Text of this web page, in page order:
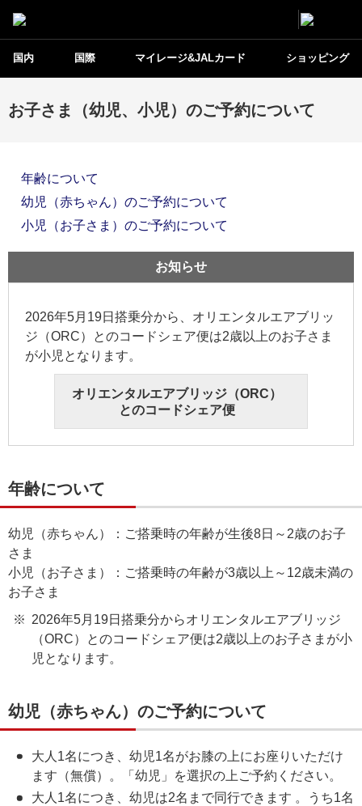
国内 国際 マイレージ&JALカード ショッピング
お子さま（幼児、小児）のご予約について
年齢について
幼児（赤ちゃん）のご予約について
小児（お子さま）のご予約について
お知らせ
2026年5月19日搭乗分から、オリエンタルエアブリッ
ジ（ORC）とのコードシェア便は2歳以上のお子さま
が小児となります。
オリエンタルエアブリッジ（ORC）
とのコードシェア便
年齢について
幼児（赤ちゃん）：ご搭乗時の年齢が生後8日～2歳のお子
さま
小児（お子さま）：ご搭乗時の年齢が3歳以上～12歳未満の
お子さま
2026年5月19日搭乗分からオリエンタルエアブリッジ
（ORC）とのコードシェア便は2歳以上のお子さまが小
児となります。
幼児（赤ちゃん）のご予約について
大人1名につき、幼児1名がお膝の上にお座りいただけ
ます（無償）。「幼児」を選択の上ご予約ください。
大人1名につき、幼児は2名まで同行できます 。うち1名